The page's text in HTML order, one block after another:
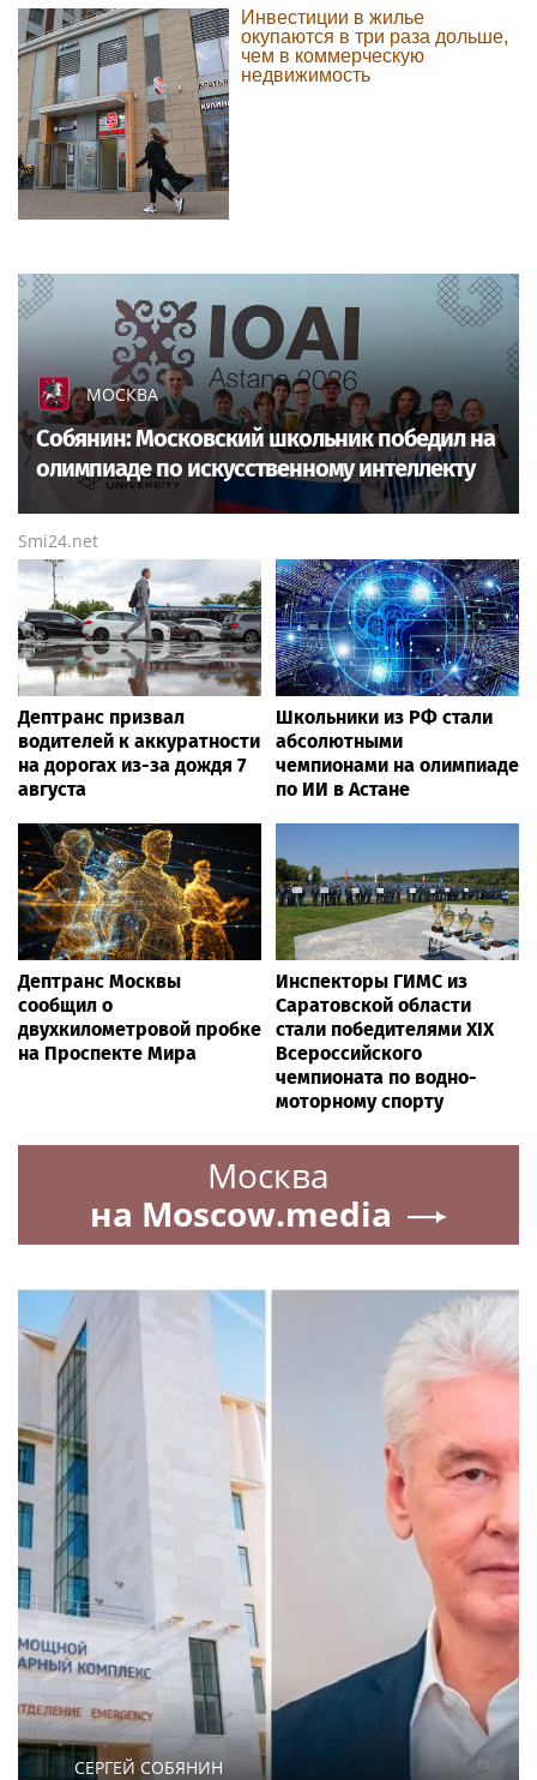
Инвестиции в жилье
окупаются в три раза дольше,
чем в коммерческую
недвижимость
МОСКВА
Собянин: Московский школьник победил на
олимпиаде по искусственному интеллекту
Smi24.net
Дептранс призвал
водителей к аккуратности
на дорогах из-за дождя 7
августа
Школьники из РФ стали
абсолютными
чемпионами на олимпиаде
по ИИ в Астане
Дептранс Москвы
сообщил о
двухкилометровой пробке
на Проспекте Мира
Инспекторы ГИМС из
Саратовской области
стали победителями XIX
Всероссийского
чемпионата по водно-
моторному спорту
Москва
на Moscow.media
СЕРГЕЙ СОБЯНИН